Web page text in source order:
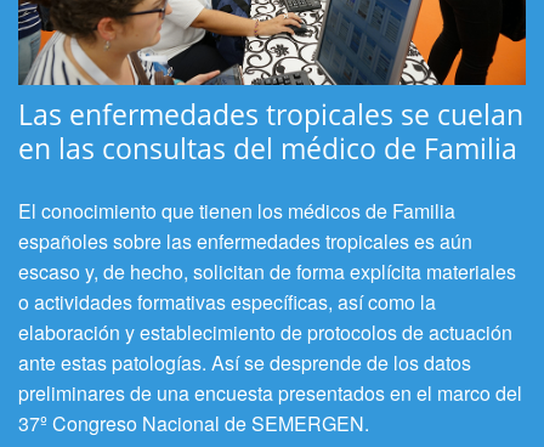
Las enfermedades tropicales se cuelan
en las consultas del médico de Familia
El conocimiento que tienen los médicos de Familia
españoles sobre las enfermedades tropicales es aún
escaso y, de hecho, solicitan de forma explícita materiales
o actividades formativas específicas, así como la
elaboración y establecimiento de protocolos de actuación
ante estas patologías. Así se desprende de los datos
preliminares de una encuesta presentados en el marco del
37º Congreso Nacional de SEMERGEN.